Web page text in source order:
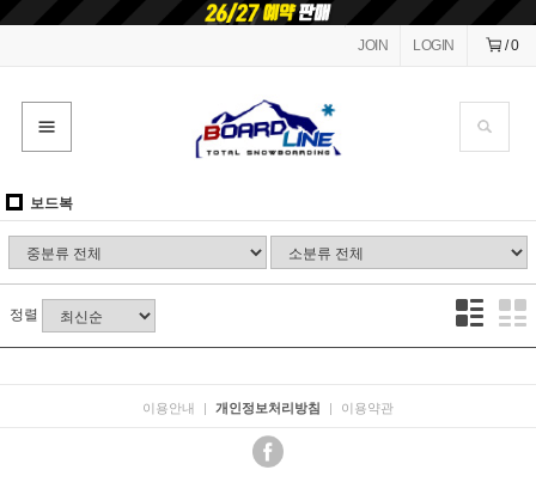
/0
LOGIN
JOIN
보드복
정렬
이용안내 | 개인정보처리방침 | 이용약관